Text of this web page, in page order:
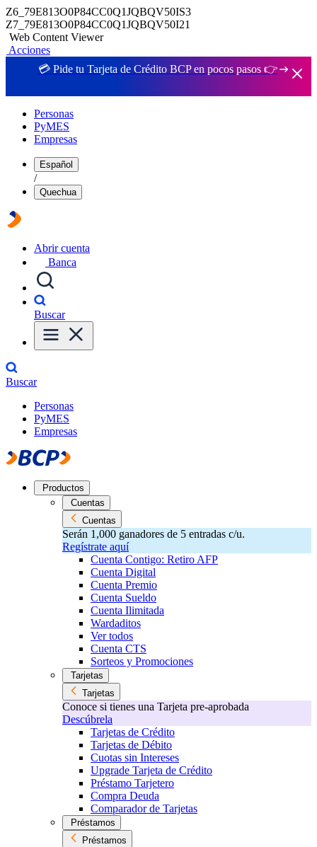
Z6_79E813O0P84CC0Q1JQBQV50IS3
Z7_79E813O0P84CC0Q1JQBQV50I21
Web Content Viewer
Acciones
💳 Pide tu Tarjeta de Crédito BCP en pocos pasos 👉
Personas
PyMES
Empresas
Español
/
Quechua
Abrir cuenta
Banca
Buscar
Buscar
Personas
PyMES
Empresas
Productos
Cuentas
Cuentas
Serán 1,000 ganadores de 5 entradas c/u.
Regístrate aquí
Cuenta Contigo: Retiro AFP
Cuenta Digital
Cuenta Premio
Cuenta Sueldo
Cuenta Ilimitada
Wardaditos
Ver todos
Cuenta CTS
Sorteos y Promociones
Tarjetas
Tarjetas
Conoce si tienes una Tarjeta pre-aprobada
Descúbrela
Tarjetas de Crédito
Tarjetas de Débito
Cuotas sin Intereses
Upgrade Tarjeta de Crédito
Préstamo Tarjetero
Compra Deuda
Comparador de Tarjetas
Préstamos
Préstamos